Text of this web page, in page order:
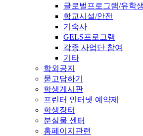
글로벌프로그램/유학
학교시설/안전
기숙사
GELS프로그램
각종 사업단 참여
기타
학외공지
묻고답하기
학생게시판
프린터 인터넷 예약제
학생장터
분실물 센터
홈페이지관련